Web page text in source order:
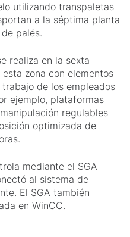
utilizando transpaletas
a la séptima planta
palés.
realiza en la sexta
zona con elementos
de los empleados
ejemplo, plataformas
regulables
optimizada de
mediante el SGA
al sistema de
El SGA también
en WinCC.